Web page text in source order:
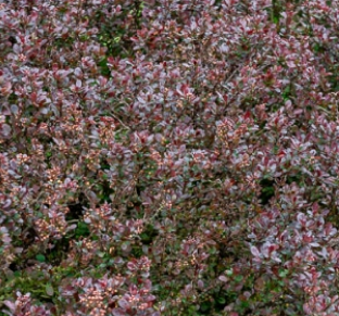
de terre de bruyère
Grimpantes
fruitiers
méditerranéennes et exotiques
Plantes
Plantes
Plantes
Plantes
Plantes
Plantes
Plantes